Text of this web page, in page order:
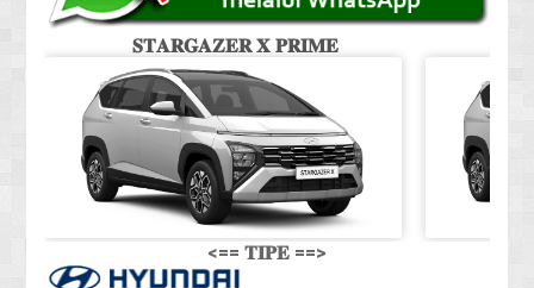
𝐒𝐓𝐀𝐑𝐆𝐀𝐙𝐄𝐑 𝐗 𝐏𝐑𝐈𝐌𝐄
<== 𝐓𝐈𝐏𝐄 ==>